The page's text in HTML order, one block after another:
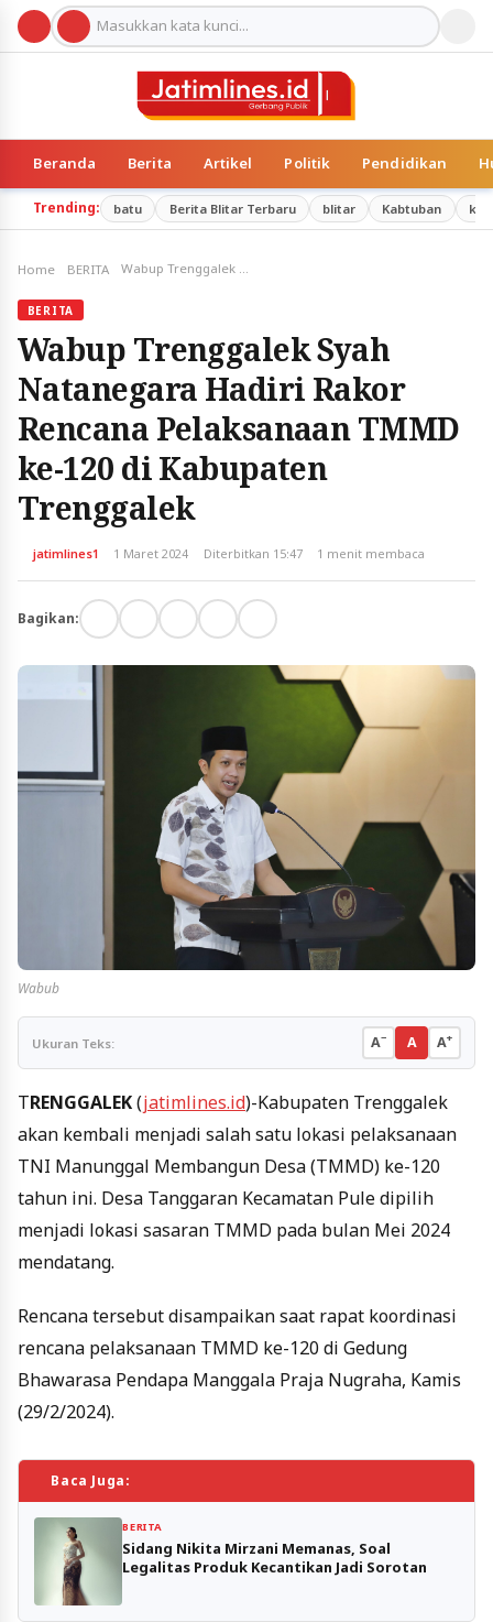
Beranda Berita Artikel Politik Pendidikan
Trending: batu Berita Blitar Terbaru blitar Kabtuban
Home BERITA
BERITA
Wabup Trenggalek Syah
Natanegara Hadiri Rakor
Rencana Pelaksanaan TMMD
ke-120 di Kabupaten
Trenggalek
jatimlines1 1 Maret 2024 Diterbitkan 15:47 1 menit membaca
Bagikan:
Wabub
Ukuran Teks: A− A A+
TRENGGALEK(jatimlines.id)-Kabupaten Trenggalek
akan kembali menjadi salah satu lokasi pelaksanaan
TNI Manunggal Membangun Desa (TMMD) ke-120
tahun ini. Desa Tanggaran Kecamatan Pule dipilih
menjadi lokasi sasaran TMMD pada bulan Mei 2024
mendatang.
Rencana tersebut disampaikan saat rapat koordinasi
rencana pelaksanaan TMMD ke-120 di Gedung
Bhawarasa Pendapa Manggala Praja Nugraha, Kamis
(29/2/2024).
Baca Juga:
BERITA
Sidang Nikita Mirzani Memanas, Soal
Legalitas Produk Kecantikan Jadi Sorotan